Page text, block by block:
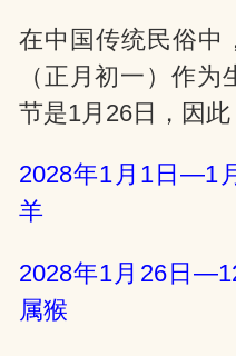
在中国传统民俗中
（正月初一）作
节是1月26日，因此
2028年1月1日—1
羊
2028年1月26日
属猴